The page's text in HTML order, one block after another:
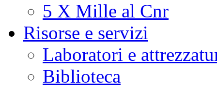
5 X Mille al Cnr
Risorse e servizi
Laboratori e
Biblioteca